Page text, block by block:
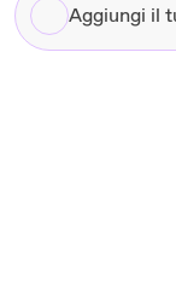
Aggiungi
il